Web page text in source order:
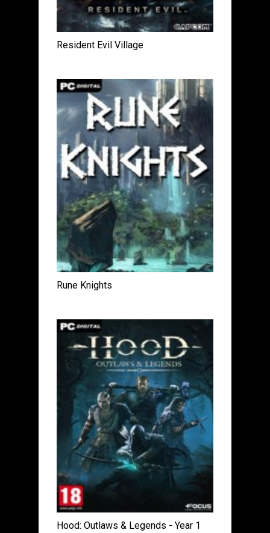
Resident Evil Village
Rune Knights
Hood: Outlaws & Legends - Year 1